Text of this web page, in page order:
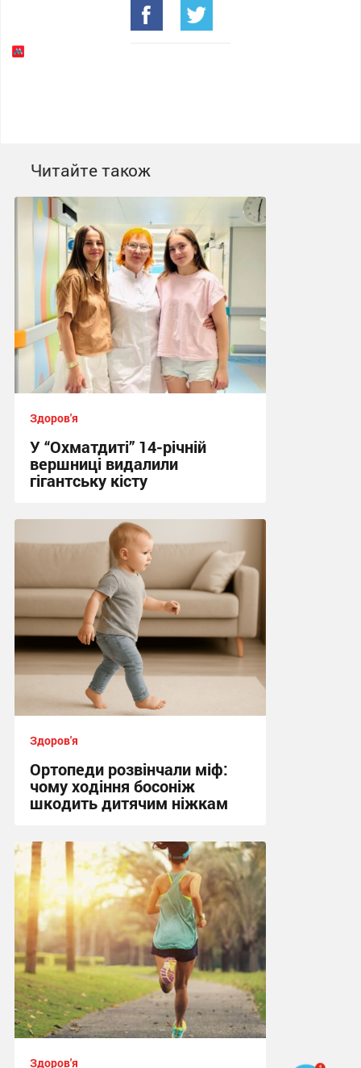
Читайте також
Здоров'я
У “Охматдиті” 14-річній
вершниці видалили
гігантську кісту
06:20 сьогодні
Здоров'я
Ортопеди розвінчали міф:
чому ходіння босоніж
шкодить дитячим ніжкам
11:11 вчора
Здоров'я